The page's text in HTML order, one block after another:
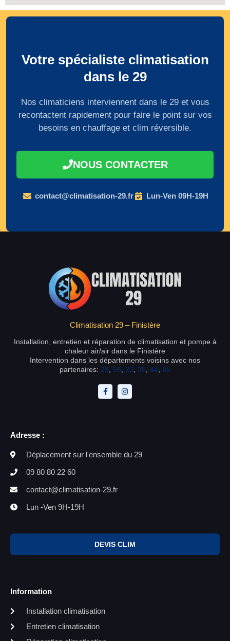
Votre spécialiste climatisation
dans le 29
Nos climaticiens interviennent dans le 29 et vous
recontactent rapidement pour faire le point sur vos
besoins en chauffage et clim réversible.
NOUS CONTACTER
contact@climatisation-29.fr Lun-Ven 09H-19H
Climatisation 29 – Finistère
Installation, entretien et réparation de climatisation et pompe à
chaleur air/air dans le Finistère
Intervention dans les départements voisins avec nos
partenaires: 29 56 22 35 44 85
Adresse :
Déplacement sur l'ensemble du 29
09 80 80 22 60
contact@climatisation-29.fr
Lun -Ven 9H-19H
DEVIS CLIM
Information
Installation climatisation
Entretien climatisation